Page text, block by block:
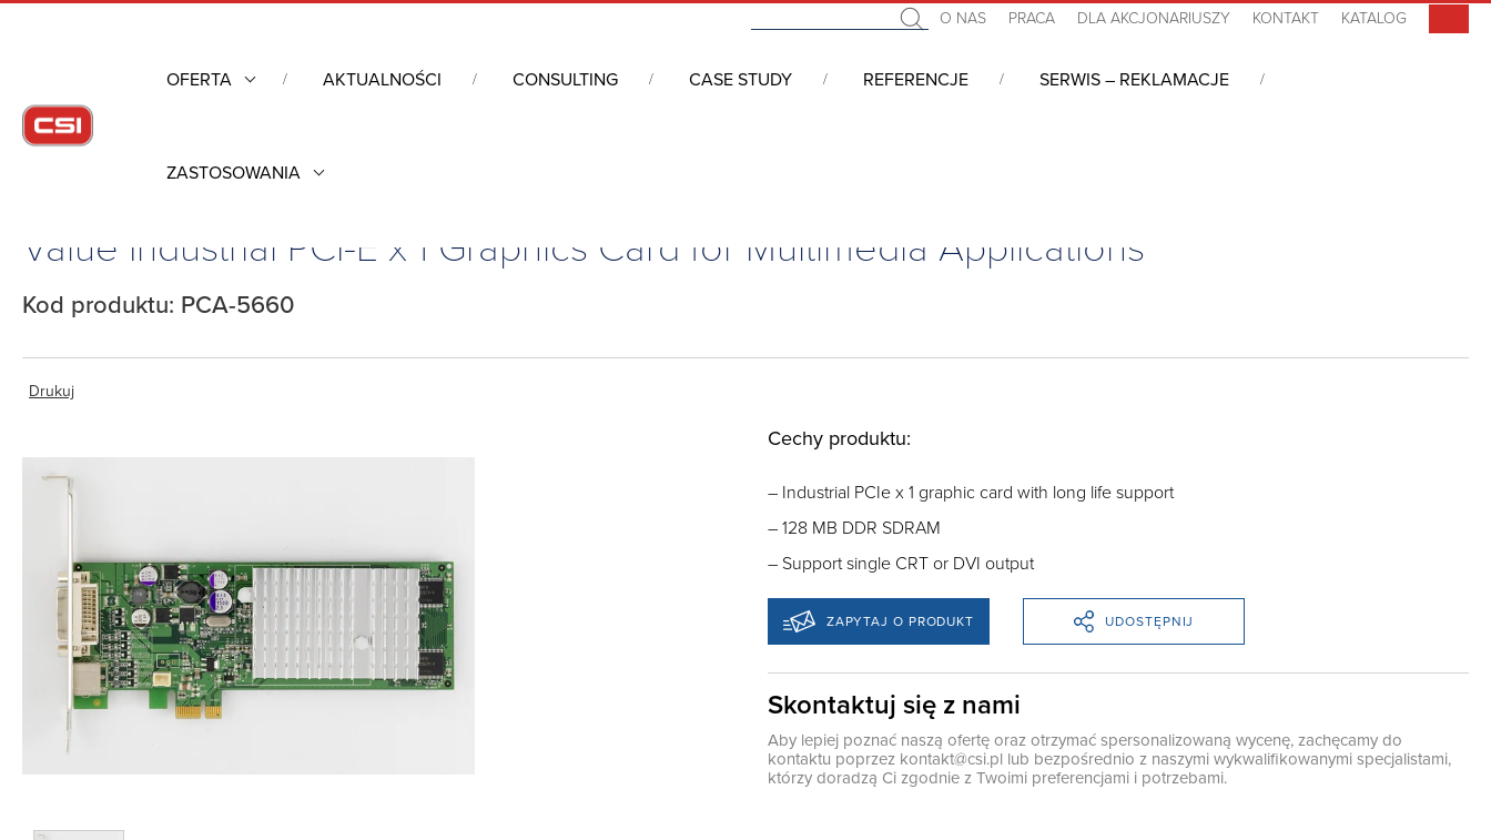
O NAS PRACA DLA AKCJONARIUSZY KONTAKT KATALOG
OFERTA AKTUALNOŚCI CONSULTING CASE STUDY REFERENCJE SERWIS – REKLAMACJE
ZASTOSOWANIA
Komputery przemysłowe
Value Industrial PCI-E x 1 Graphics Card for Multimedia Applications
Kod produktu: PCA-5660
Drukuj
Cechy produktu:
– Industrial PCIe x 1 graphic card with long life support
– 128 MB DDR SDRAM
– Support single CRT or DVI output
ZAPYTAJ O PRODUKT UDOSTĘPNIJ
Skontaktuj się z nami
Aby lepiej poznać naszą ofertę oraz otrzymać spersonalizowaną wycenę, zachęcamy do
kontaktu poprzez kontakt@csi.pl lub bezpośrednio z naszymi wykwalifikowanymi specjalistami,
którzy doradzą Ci zgodnie z Twoimi preferencjami i potrzebami.